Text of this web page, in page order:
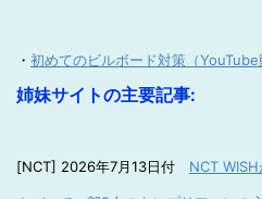
・ 初めてのビルボード対策（YouTube
姉妹サイトの主要記事:
[NCT] 2026年7月13日付 NCT WISH